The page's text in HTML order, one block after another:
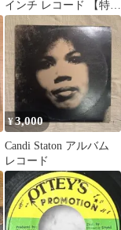
インチ レコード 【特
価】中古
¥3,000
Candi Staton アルバム
レコード